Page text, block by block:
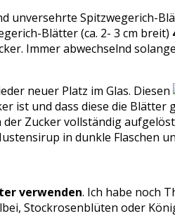
unversehrte Spitzwegerich-
Blätter (ca. 2- 3 cm breit)
Immer abwechselnd
neuer Platz im Glas. Diesen
ist und dass diese die Blätter
Zucker vollständig
in dunkle Flaschen
verwenden. Ich habe noch
Stockrosenblüten oder